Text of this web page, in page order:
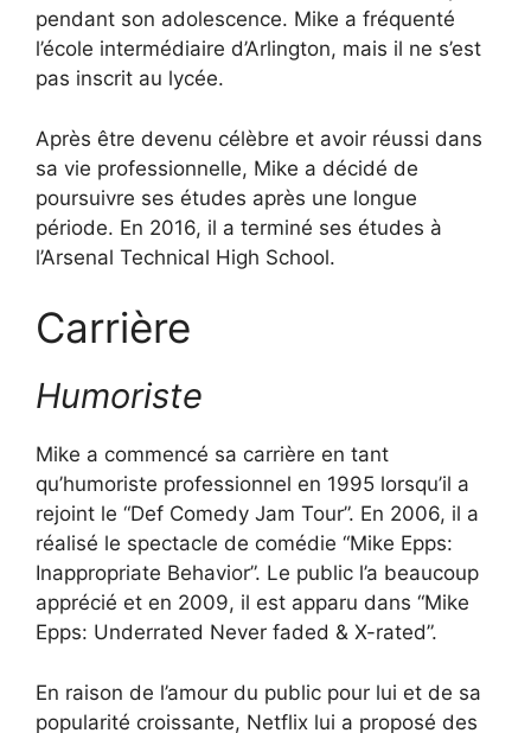
pendant son adolescence. Mike a fréquenté
l’école intermédiaire d’Arlington, mais il ne s’est
pas inscrit au lycée.
Après être devenu célèbre et avoir réussi dans
sa vie professionnelle, Mike a décidé de
poursuivre ses études après une longue
période. En 2016, il a terminé ses études à
l’Arsenal Technical High School.
Carrière
Humoriste
Mike a commencé sa carrière en tant
qu’humoriste professionnel en 1995 lorsqu’il a
rejoint le “Def Comedy Jam Tour”. En 2006, il a
réalisé le spectacle de comédie “Mike Epps:
Inappropriate Behavior”. Le public l’a beaucoup
apprécié et en 2009, il est apparu dans “Mike
Epps: Underrated Never faded & X-rated”.
En raison de l’amour du public pour lui et de sa
popularité croissante, Netflix lui a proposé des